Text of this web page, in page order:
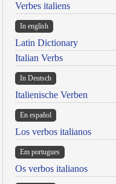
Verbes italiens
In english
Latin Dictionary
Italian Verbs
In Deutsch
Italienische Verben
En español
Los verbos italianos
Em portugues
Os verbos italianos